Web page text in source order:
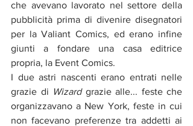
che avevano lavorato nel settore della
pubblicità prima di divenire disegnatori
per la Valiant Comics, ed erano infine
giunti a fondare una casa editrice
propria, la Event Comics.
I due astri nascenti erano entrati nelle
grazie di Wizard grazie alle... feste che
organizzavano a New York, feste in cui
non facevano preferenze tra addetti ai